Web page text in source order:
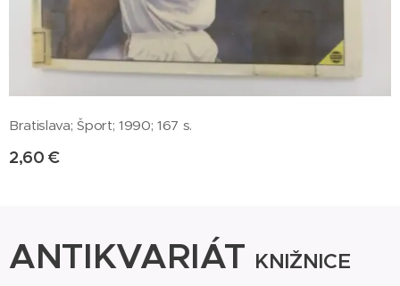
Bratislava; Šport; 1990; 167 s.
2,60 €
ANTIKVARIÁT KNIŽNICE